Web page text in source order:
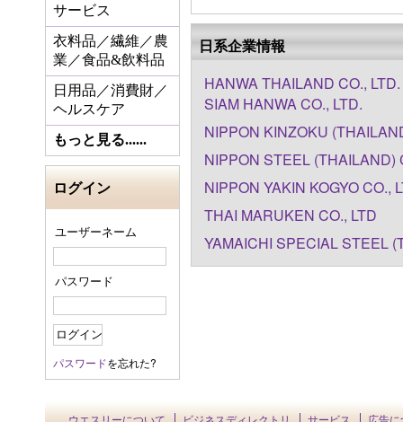
サービス
衣料品／繊維／農
業／食品&飲料品
日用品／消費財／
ヘルスケア
もっと見る......
ログイン
ユーザーネーム
パスワード
パスワードを忘れた?
日系企業情報
HANWA THAILAND CO., LTD.
SIAM HANWA CO., LTD.
NIPPON KINZOKU
NIPPON STEEL (THAILAND)
NIPPON YAKIN KOGYO CO.,
THAI MARUKEN CO., LTD
YAMAICHI SPECIAL STEEL